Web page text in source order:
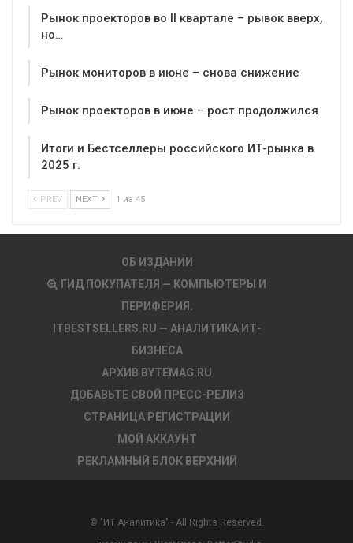
Рынок проекторов во II квартале – рывок вверх,
но…
Рынок мониторов в июне – снова снижение
Рынок проекторов в июне – рост продолжился
Итоги и Бестселлеры российского ИТ-рынка в
2025 г.
PREV NEXT 1 из 45
ОБ ИЗДАНИИ
ГИД ПОКУПАТЕЛЯ — КОМПЬЮТЕРЫ И
ПЕРИФЕРИЯ.
ITBESTSELLERS.RU — АНАЛИТИКА ИТ-
БИЗНЕСА
АРХИВ BYTEMAG.RU
ДОБАВЬТЕ СВОЙ ПРЕСС-РЕЛИЗ
СТРАНИЦА РЕГИСТРАЦИИ
МОЙ АККАУНТ
РЕКЛАМНЫЙ БЛОК ВЕРХНИЙ
© "ИТ Аналитика" - All Rights Reserved.